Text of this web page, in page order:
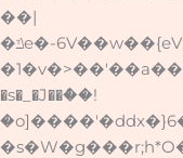
��|
�ݿe�-6V��w��{eV;��}0V�&��Q���<�'fT*��g�xOn�;.:�>7�;g�৺�b�Dn�����p7�I6~�,��X�D��\.?
�1�
�s�_�J��ް��!